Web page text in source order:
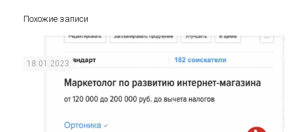
Похожие записи
18.01.2023